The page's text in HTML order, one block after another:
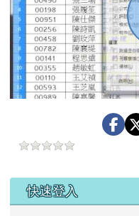
左邊區域內容
快速登入